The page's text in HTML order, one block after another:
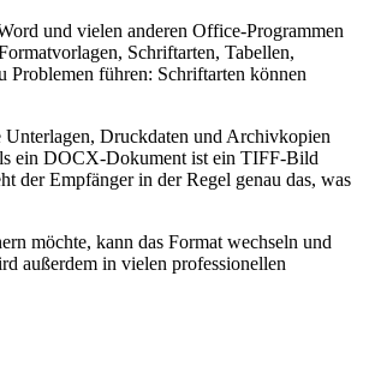
und vielen anderen Office-Programmen
Schriftarten, Tabellen,
Problemen führen: Schriftarten können
Druckdaten und Archivkopien
ein DOCX-Dokument ist ein TIFF-Bild
der Empfänger in der Regel genau das, was
möchte, kann das Format wechseln und
außerdem in vielen professionellen